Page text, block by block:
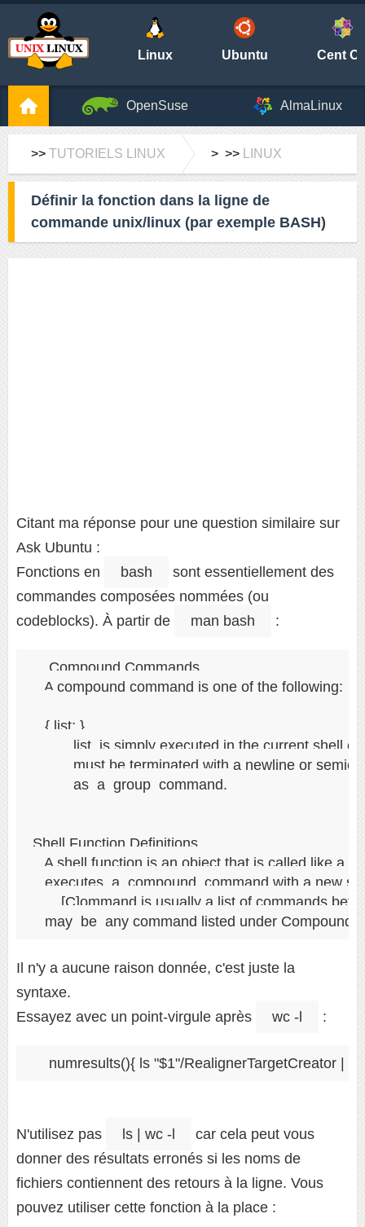
Linux Ubuntu Cent
OpenSuse AlmaLinux
>> TUTORIELS LINUX > >> LINUX
Définir la fonction dans la ligne de
commande unix/linux (par exemple BASH)
Citant ma réponse pour une question similaire sur
Ask Ubuntu :
Fonctions en
bash
sont essentiellement des
commandes composées nommées (ou
codeblocks). À partir de
man bash :
Compound Commands
   A compound command is one of the following:
   { list; }
list  is simply executed in the current shell
must be terminated with a newline or
          as  a  group  command.
Shell Function Definitions
A shell function is an object that is called like
executes  a  compound  command with a new set
... [C]ommand is usually a list of commands
Il n'y a aucune raison donnée, c'est juste la
syntaxe.
Essayez avec un point-virgule après
wc -l :
N'utilisez pas ls | wc -l
car cela peut vous
donner des résultats erronés si les noms de
fichiers contiennent des retours à la ligne. Vous
pouvez utiliser cette fonction à la place :